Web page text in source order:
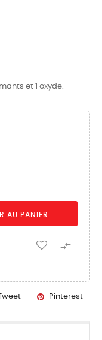
et 1 oxyde.
AU PANIER

Pinterest